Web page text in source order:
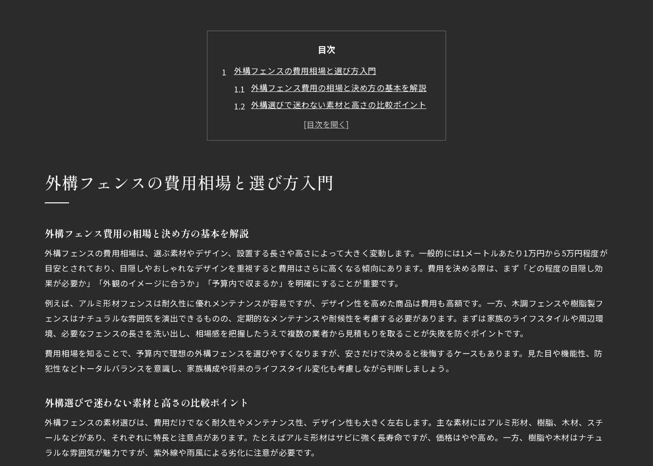
目次
外構フェンスの費用相場と選び方入門
外構フェンス費用の相場と決め方の基本を解説
外構選びで迷わない素材と高さの比較ポイント
外構フェンス費用シミュレーション活用のコツ
外構フェンス見積もりで役立つチェックリスト
おしゃれと機能性両立の目隠し術
外構フェンスで叶えるおしゃれな目隠し術
おしゃれな外構フェンス実例と選択基準
自分で外構フェンスDIYを始めるコツ
外構フェンスDIY費用を抑える材料選びの工夫
外構フェンスDIY初心者が知るべき設置ポイント
安くておしゃれな外構フェンスDIY実践例紹介
外構フェンス後付け施工の流れと選び方
目隠しフェンス後付けで失敗しない素材選び
外構フェンスの費用相場と選び方入門
外構フェンス費用の相場と決め方の基本を解説
外構フェンスの費用相場は、選ぶ素材やデザイン、設置する長さや高さによって大きく変動します。一般的には1メートルあたり1万円から5万円程度が
目安とされており、目隠しやおしゃれなデザインを重視すると費用はさらに高くなる傾向にあります。費用を決める際は、まず「どの程度の目隠し効
果が必要か」「外観のイメージに合うか」「予算内で収まるか」を明確にすることが重要です。
例えば、アルミ形材フェンスは耐久性に優れメンテナンスが容易ですが、デザイン性を高めた商品は費用も高額です。一方、木調フェンスや樹脂製フ
ェンスはナチュラルな雰囲気を演出できるものの、定期的なメンテナンスや耐候性を考慮する必要があります。まずは家族のライフスタイルや周辺環
境、必要なフェンスの長さを洗い出し、相場感を把握したうえで複数の業者から見積もりを取ることが失敗を防ぐポイントです。
費用相場を知ることで、予算内で理想の外構フェンスを選びやすくなりますが、安さだけで決めると後悔するケースもあります。見た目や機能性、防
犯性などトータルバランスを意識し、家族構成や将来のライフスタイル変化も考慮しながら判断しましょう。
外構選びで迷わない素材と高さの比較ポイント
外構フェンスの素材選びは、費用だけでなく耐久性やメンテナンス性、デザイン性も大きく左右します。主な素材にはアルミ形材、樹脂、木材、スチ
ールなどがあり、それぞれに特長と注意点があります。たとえばアルミ形材はサビに強く長寿命ですが、価格はやや高め。一方、樹脂や木材はナチュ
ラルな雰囲気が魅力ですが、紫外線や雨風による劣化に注意が必要です。